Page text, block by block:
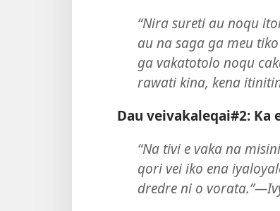
“Nira sureti au noqu
au na saga ga meu
ga vakatotolo noqu
rawati kina, kena
Dau veivakaleqai#2: Ka
“Na tivi e vaka na
qori vei iko ena
dredre ni o